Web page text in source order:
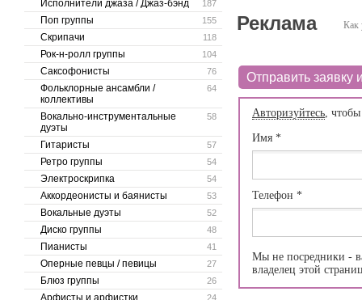
187
Исполнители джаза / Джаз-бэнд
155
Поп группы
118
Скрипачи
104
Рок-н-ролл группы
76
Саксофонисты
64
Фольклорные ансамбли /
коллективы
58
Вокально-инструментальные
дуэты
57
Гитаристы
54
Ретро группы
54
Электроскрипка
53
Аккордеонисты и баянисты
52
Вокальные дуэты
48
Диско группы
41
Пианисты
27
Оперные певцы / певицы
26
Блюз группы
24
Арфисты и арфистки
Как
Реклама
Отправить заявку
Авторизуйтесь,
Имя *
Телефон *
Мы не посредники -
владелец этой